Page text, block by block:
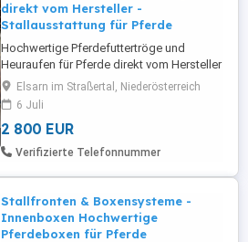
direkt vom Hersteller -
Stallausstattung für Pferde
Hochwertige Pferdefuttertröge und
Heuraufen für Pferde direkt vom Hersteller
- ideal für Pferdeställe, Offenställe,
Paddockanlagen und Reitanlagen. Unsere
Futtertröge für Pferde sind speziell für den
täglichen Einsatz im Stallbau entwickelt
und bieten eine langlebige Lösung für die
Elsarn im Straßertal, Niederösterreich
6 Juli
2 800 EUR
Verifizierte Telefonnummer
Stallfronten & Boxensysteme -
Innenboxen Hochwertige
Pferdeboxen für Pferde